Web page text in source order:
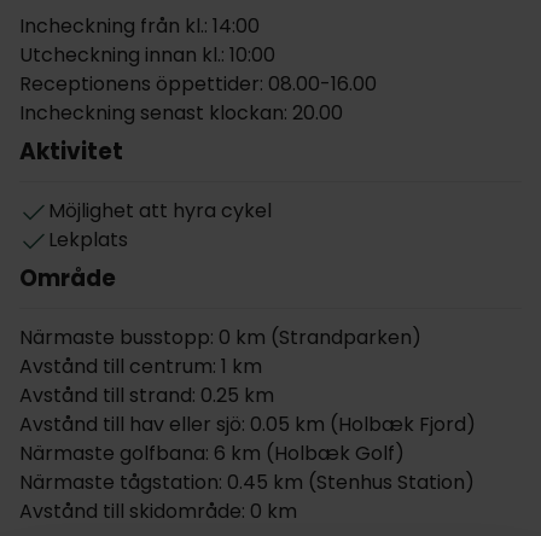
genom parken och den närliggande skogen. Dessa
kan användas för jogging, cykling eller till och med
orientering, med eller utan stationer och uppgifter
längs vägen.
Hotellets restaurang har utsikt över parken och
med vacker utsikt. På sommaren öppnas
uteserveringen så snart vädret tillåter - perfekt för
att avnjuta en måltid eller drink under bar himmel.
Strandparken har greenfee-avtal med 11 golfklubbar
över hela Själland, varav flera ligger i närheten.
Oavsett om du är nybörjare eller erfaren spelare
hjälper personalen dig gärna med att välja bana och
planera ditt besök.
Gästerna har också tillgång till ett närliggande gym
Incheckning från kl.: 14:00
Utcheckning innan kl.: 10:00
Receptionens öppettider: 08.00-16.00
Incheckning senast klockan: 20.00
Aktivitet
Möjlighet att hyra cykel
Lekplats
Område
Närmaste busstopp: 0 km (Strandparken)
Avstånd till centrum: 1 km
Avstånd till strand: 0.25 km
Avstånd till hav eller sjö: 0.05 km (Holbæk Fjord)
Närmaste golfbana: 6 km (Holbæk Golf)
Närmaste tågstation: 0.45 km (Stenhus Station)
Avstånd till skidområde: 0 km